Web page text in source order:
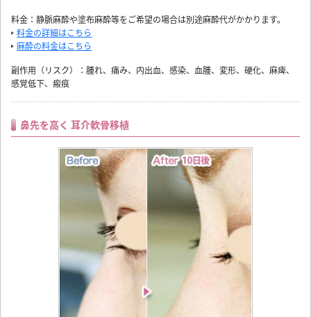
料金：静脈麻酔や塗布麻酔等をご希望の場合は別途麻酔代がかかります。
料金の詳細はこちら
麻酔の料金はこちら
副作用（リスク）：腫れ、痛み、内出血、感染、血腫、変形、硬化、麻痺、
感覚低下、瘢痕
鼻先を高く 耳介軟骨移植